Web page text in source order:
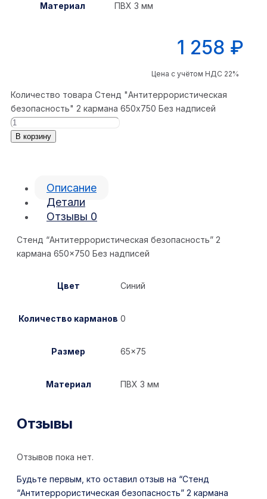
Материал ПВХ 3 мм
1 258 ₽
Цена с учётом НДС 22%
Количество товара Стенд "Антитеррористическая
безопасность" 2 кармана 650x750 Без надписей
В корзину
Описание
Детали
Отзывы 0
Стенд “Антитеррористическая безопасность” 2
кармана 650×750 Без надписей
Цвет Синий
Количество карманов 0
Размер 65×75
Материал ПВХ 3 мм
Отзывы
Отзывов пока нет.
Будьте первым, кто оставил отзыв на “Стенд
“Антитеррористическая безопасность” 2 кармана